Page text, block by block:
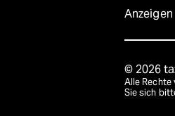
Anzeigen
© 2026
Alle Rechte
Sie sich